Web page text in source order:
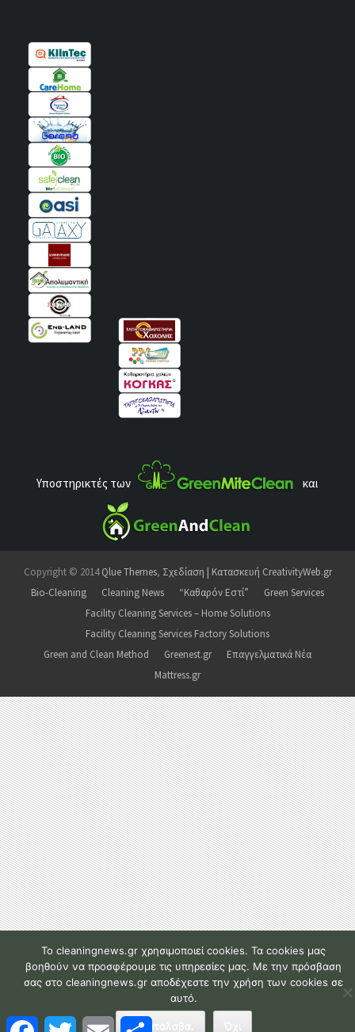
Υποστηρικτές των και
Copyright © 2014Qlue Themes, Σχεδίαση | Κατασκευή CreativityWeb.gr
Bio-Cleaning
Cleaning News “Καθαρόν Εστί”
Green Services
Facility Cleaning Services – Home Solutions
Facility Cleaning Services Factory Solutions
Green and Clean Method
Greenest.gr
Επαγγελματικά Νέα
Mattress.gr
T
E
To cleaningnews.gr χρησιμοποιεί cookies. Τα cookies μας
βοηθούν να προσφέρουμε τις υπηρεσίες μας. Με την πρόσβαση
σας στο cleaningnews.gr αποδέχεστε την χρήση των cookies σε
αυτό.
Το κατάλαβα.